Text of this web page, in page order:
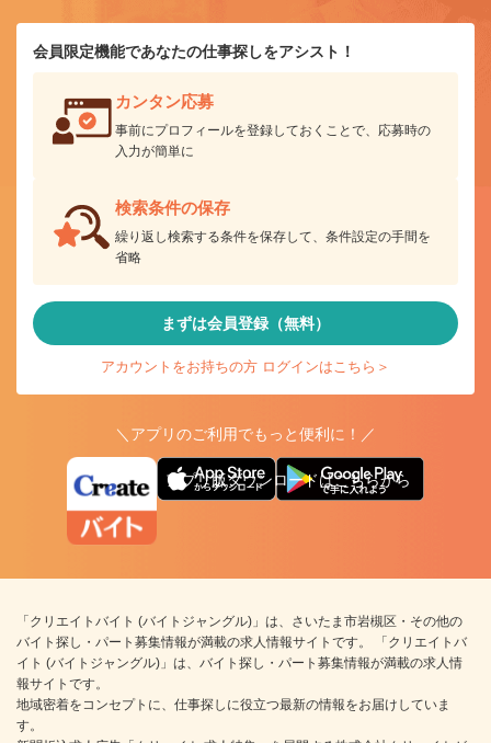
会員限定機能であなたの仕事探しをアシスト！
カンタン応募
事前にプロフィールを登録しておくことで、応募時の
入力が簡単に
検索条件の保存
繰り返し検索する条件を保存して、条件設定の手間を
省略
まずは会員登録（無料）
アカウントをお持ちの方 ログインはこちら＞
＼アプリのご利用でもっと便利に！／
アプリ版ダウンロードはこちらから
「クリエイトバイト (バイトジャングル)」は、さいたま市岩槻区・その他の
バイト探し・パート募集情報が満載の求人情報サイトです。 「クリエイトバ
イト (バイトジャングル)」は、バイト探し・パート募集情報が満載の求人情
報サイトです。
地域密着をコンセプトに、仕事探しに役立つ最新の情報をお届けしていま
す。